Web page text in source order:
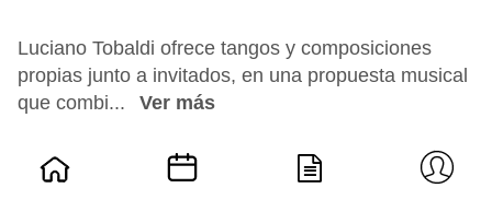
Luciano Tobaldi ofrece tangos y composiciones
propias junto a invitados, en una propuesta musical
que combi...
Ver más